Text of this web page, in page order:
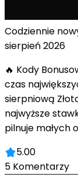
Codziennie
sierpień 2026
🔥 Kody
czas
sierpniową
najwyższe
pilnuje małych
5.00
5 Komentarzy